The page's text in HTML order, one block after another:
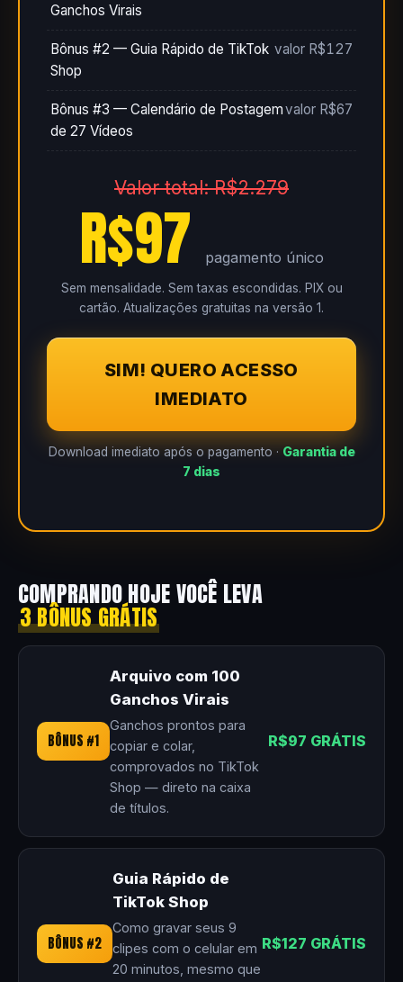
Ganchos Virais
Bônus #2 — Guia Rápido de TikTok
Shop
valor R$127
Bônus #3 — Calendário de Postagem
de 27 Vídeos
valor R$67
Valor total: R$2.279
R$97 pagamento único
Sem mensalidade. Sem taxas escondidas. PIX ou
cartão. Atualizações gratuitas na versão 1.
SIM! QUERO ACESSO
IMEDIATO
Download imediato após o pagamento · Garantia de
7 dias
COMPRANDO HOJE VOCÊ LEVA
3 BÔNUS GRÁTIS
BÔNUS #1
Arquivo com 100
Ganchos Virais
Ganchos prontos para
copiar e colar,
comprovados no TikTok
Shop — direto na caixa
de títulos.
R$97 GRÁTIS
BÔNUS #2
Guia Rápido de
TikTok Shop
Como gravar seus 9
clipes com o celular em
20 minutos, mesmo que
R$127 GRÁTIS